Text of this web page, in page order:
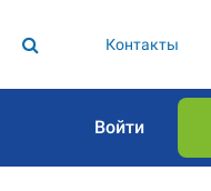
Контакты
Войти